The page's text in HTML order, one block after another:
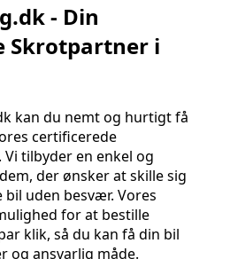
- Din
Skrotpartner i
kan du nemt og hurtigt få
certificerede
tilbyder en enkel og
der ønsker at skille sig
uden besvær. Vores
for at bestille
klik, så du kan få din bil
og ansvarlig måde.